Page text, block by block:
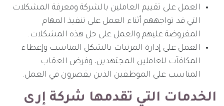
العمل على تقييم العاملين بالشركة ومعرفة المشكلات
التي قد تواجههم أثناء العمل على تنفيذ المهام
المفروضة عليهم والعمل على حل هذه المشكلات.
العمل على إدارة المرتبات بالشكل المناسب وإعطاء
المكافآت للعاملين المجتهدين، وفرض العقاب
المناسب على الموظفين الذين يقصرون في العمل.
الخدمات التي تقدمها شركة إرى